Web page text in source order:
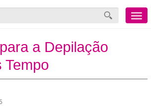
Menu
mobile
a Depilação
Tempo